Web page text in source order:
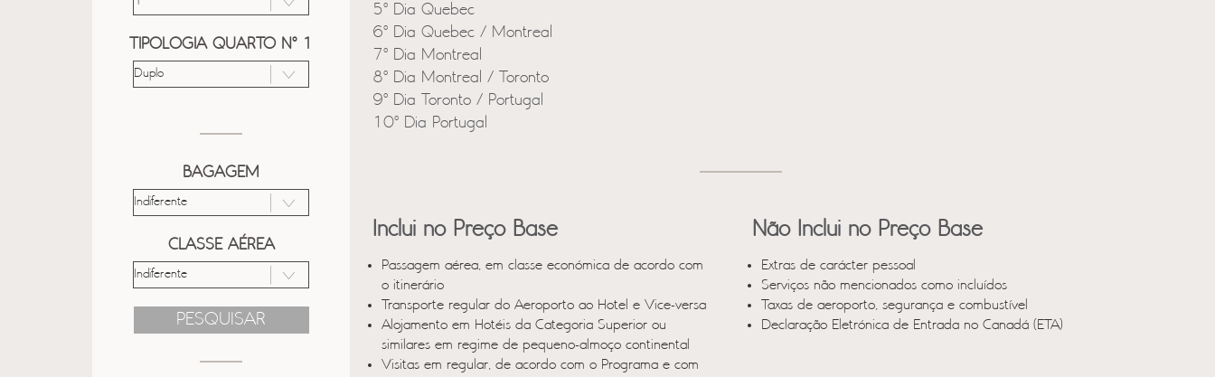
TIPOLOGIA QUARTO Nº 1
BAGAGEM
CLASSE AÉREA
PESQUISAR
5º Dia Quebec
6º Dia Quebec / Montreal
7º Dia Montreal
8º Dia Montreal / Toronto
9º Dia Toronto / Portugal
10º Dia Portugal
Inclui no Preço Base
Passagem aérea, em classe económica de acordo com
o itinerário
Transporte regular do Aeroporto ao Hotel e Vice-versa
Alojamento em Hotéis da Categoria Superior ou
similares em regime de pequeno-almoço continental
Visitas em regular, de acordo com o Programa e com
Não Inclui no Preço Base
Extras de carácter pessoal
Serviços não mencionados como incluídos
Taxas de aeroporto, segurança e combustível
Declaração Eletrónica de Entrada no Canadá (ETA)